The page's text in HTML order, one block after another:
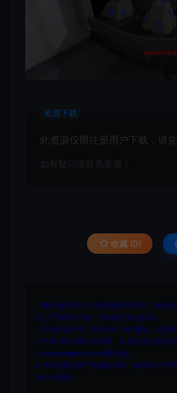
资源下载
此资源仅限注册用户下载，请先
如有疑问请联系客服！
收藏 (0)
1.网站内所有文件均为网络共享资源，本站
流，严禁商业用途，否则自行承担后果。
2.所有资源请于下载后24小时内删除。如需
3.所有内容均来自互联网。如侵犯您的版权或
cvformat#gmail.com (#换为@)
4.本站收费仅用于资源的保存、备份和分享
无任何盈利。